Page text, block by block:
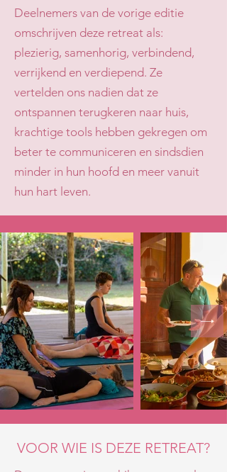
Deelnemers van de vorige editie
omschrijven deze retreat als:
plezierig, samenhorig, verbindend,
verrijkend en verdiepend. Ze
vertelden ons nadien dat ze
ontspannen terugkeren naar huis,
krachtige tools hebben gekregen om
beter te communiceren en sindsdien
minder in hun hoofd en meer vanuit
hun hart leven.
VOOR WIE IS DEZE RETREAT?